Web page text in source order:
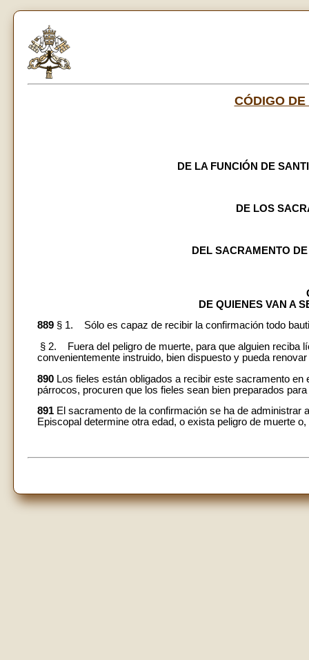
CÓDIGO
DE LA FUNCIÓN DE
DE LOS
DEL SACRAMENTO
DE QUIENES VAN A
889 § 1. Sólo es capaz de recibir la confirmación todo
§ 2. Fuera del peligro de muerte, para que alguien reciba
convenientemente instruido, bien dispuesto y pueda
890 Los fieles están obligados a recibir este sacramento
párrocos, procuren que los fieles sean bien preparados
891 El sacramento de la confirmación se ha de administrar
Episcopal determine otra edad, o exista peligro de muerte